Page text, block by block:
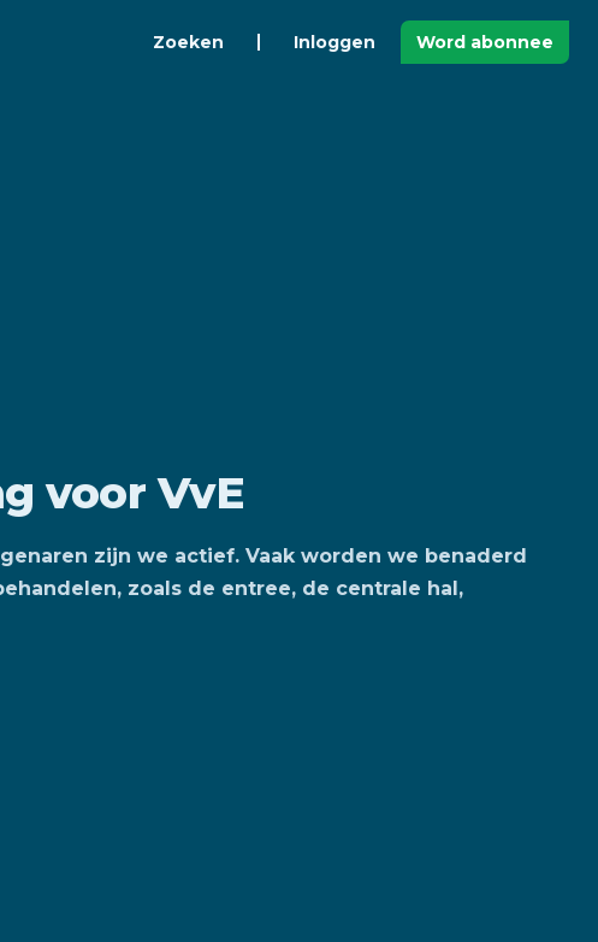
Zoeken Inloggen Word abonnee
voor VvE
zijn we actief. Vaak worden we benaderd
zoals de entree, de centrale hal,